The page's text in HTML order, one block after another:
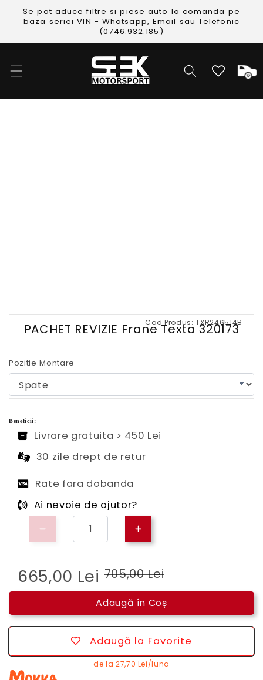
Skip to
content
Se pot aduce filtre si piese auto la comanda pe
baza seriei VIN - Whatsapp, Email sau Telefonic
(0746.932.185)
Cos
Cod Produs:TXR246514B
PACHET REVIZIE Frane Texta 320173
Pozitie Montare
Beneficii:
Livrare gratuita > 450 Lei
30 zile drept de retur
Rate fara dobanda
Ai nevoie de ajutor?
665,00 Lei 705,00 Lei
Adaugă în Coș
Adaugă la Favorite
de la 27,70 Lei/luna